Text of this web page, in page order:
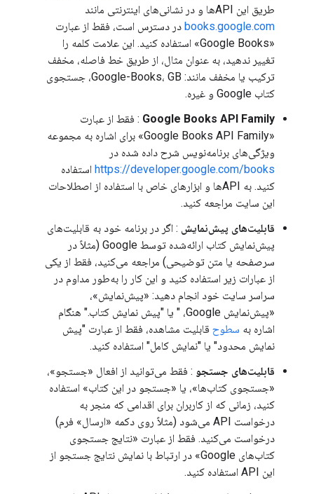
طریق این APIها و در نشانی‌های اینترنتی مانند
books.google.com در دسترس است، فقط از عبارت
«Google Books» استفاده کنید. این علامت کلمه را
تغییر ندهید، به عنوان مثال، از طریق خط فاصله، مخفف
ترکیب یا مخفف مانند: Google-Books، GB، جستجوی
کتاب Google و غیره.
Google Books API Family : فقط از عبارت
«Google Books API Family» برای اشاره به مجموعه
ویژگی‌های برنامه‌نویس شرح داده شده در
https://developer.google.com/books استفاده
کنید. به APIها و ابزارهای خاص با استفاده از اصطلاحات
این سایت مراجعه کنید.
قابلیت‌های پیش‌نمایش : اگر در برنامه خود به قابلیت‌های
پیش‌نمایش کتاب ارائه‌شده توسط Google (مثلاً در
سرصفحه یا متن توضیحی) مراجعه می‌کنید، فقط از یکی
از عبارات زیر استفاده کنید و این کار را به‌طور مداوم در
سراسر سایت خود انجام دهید: «پیش‌نمایش»،
«پیش‌نمایش Google، " یا "پیش نمایش کتاب." هنگام
اشاره به سطوح قابلیت مشاهده، فقط از عبارت "پیش
نمایش محدود" یا "نمایش کامل" استفاده کنید.
قابلیت‌های جستجو : فقط می‌توانید از افعال «جستجو»،
«جستجوی کتاب‌ها»، یا «جستجو در این کتاب» استفاده
کنید، زمانی که از کاربران برای اقدامی که منجر به
درخواست API می‌شود (مثلاً روی دکمه «ارسال» فرم)
درخواست می‌کنید. فقط از عبارت «نتایج جستجوی
کتاب‌های Google» در ارتباط با نمایش نتایج جستجو از
این API استفاده کنید.